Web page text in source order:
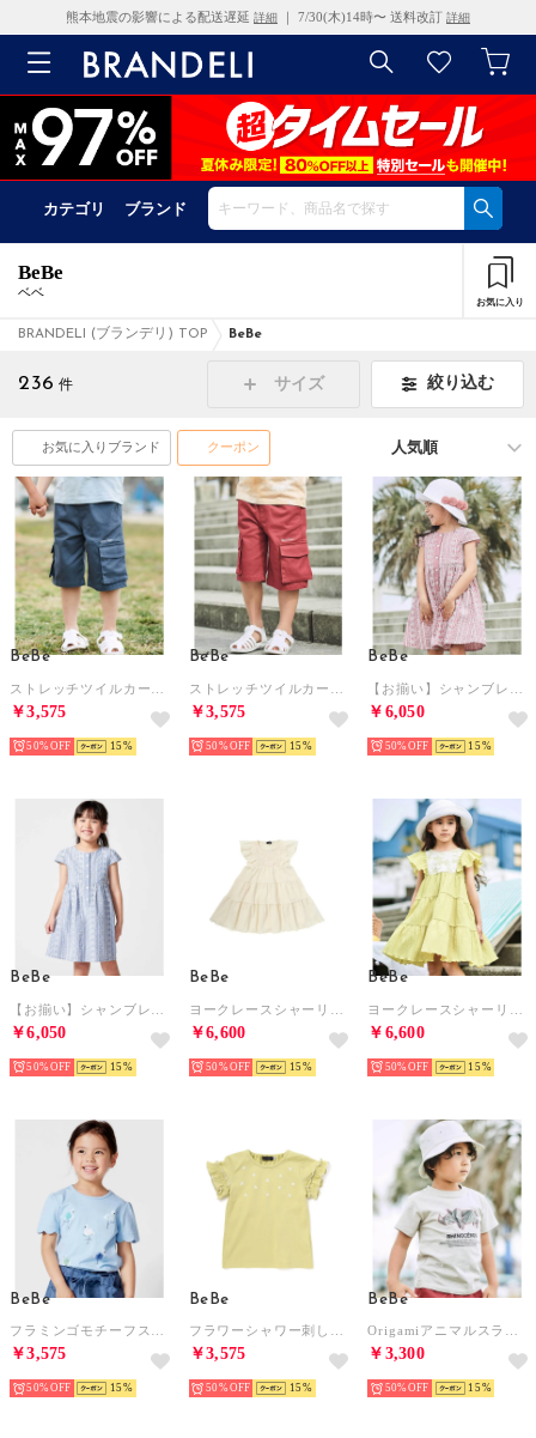
熊本地震の影響による配送遅延 詳細 ｜ 7/30(木)14時〜 送料改訂 詳細
カテゴリ ブランド
BeBe
ベベ
お気に入り
BRANDELI (ブランデリ) TOP BeBe
236 件 サイズ 絞り込む
お気に入りブランド クーポン
BeBe
￥3,575
50% 15
BeBe
￥3,575
50% 15
BeBe
￥6,050
50% 15
BeBe
￥6,050
50% 15
BeBe
￥6,600
50% 15
BeBe
￥6,600
50% 15
BeBe
￥3,575
50% 15
BeBe
￥3,575
50% 15
BeBe
￥3,300
50% 15